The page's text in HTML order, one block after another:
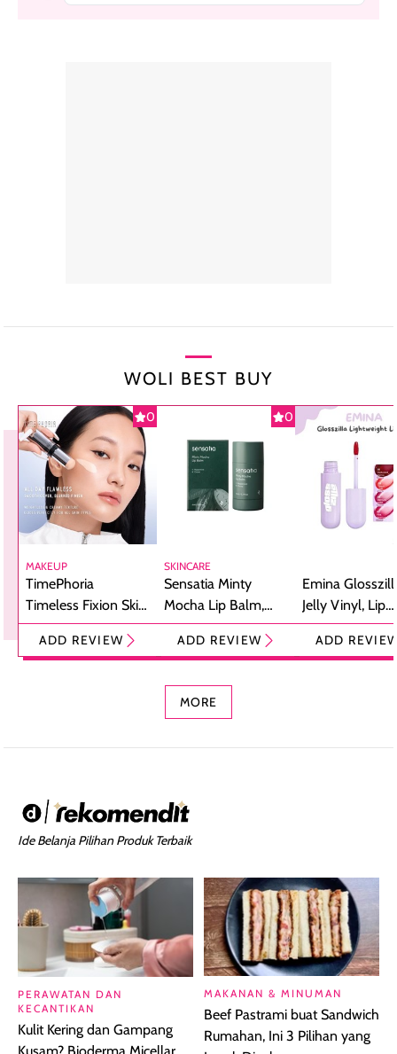
WOLI BEST BUY
0
MAKEUP
TimePhoria
Timeless Fixion Skin
Tint Stick,
Foundation dan
ADD REVIEW
0
SKINCARE
Sensatia Minty
Mocha Lip Balm,
Pelembap Bibir
dengan Aroma
ADD REVIEW
Emina
Jelly Vinyl, Lip
Cream Glossy
Ringan
ADD
MORE
Ide Belanja Pilihan Produk Terbaik
PERAWATAN DAN
KECANTIKAN
Kulit Kering dan Gampang
MAKANAN & MINUMAN
Beef Pastrami buat Sandwich
Rumahan, Ini 3 Pilihan yang